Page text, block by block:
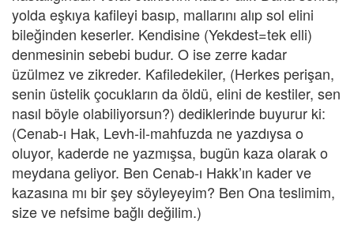
yolda eşkıya kafileyi basıp, mallarını alıp sol elini
bileğinden keserler. Kendisine (Yekdest=tek elli)
denmesinin sebebi budur. O ise zerre kadar
üzülmez ve zikreder. Kafiledekiler, (Herkes perişan,
senin üstelik çocukların da öldü, elini de kestiler, sen
nasıl böyle olabiliyorsun?) dediklerinde buyurur ki:
(Cenab-ı Hak, Levh-il-mahfuzda ne yazdıysa o
oluyor, kaderde ne yazmışsa, bugün kaza olarak o
meydana geliyor. Ben Cenab-ı Hakk’ın kader ve
kazasına mı bir şey söyleyeyim? Ben Ona teslimim,
size ve nefsime bağlı değilim.)